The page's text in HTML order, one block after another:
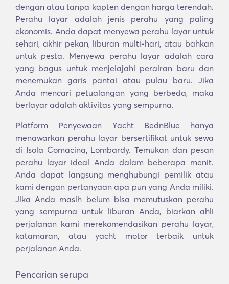
dengan atau tanpa kapten dengan harga terendah.
Perahu layar adalah jenis perahu yang paling
ekonomis. Anda dapat menyewa perahu layar untuk
sehari, akhir pekan, liburan multi-hari, atau bahkan
untuk pesta. Menyewa perahu layar adalah cara
yang bagus untuk menjelajahi perairan baru dan
menemukan garis pantai atau pulau baru. Jika
Anda mencari petualangan yang berbeda, maka
berlayar adalah aktivitas yang sempurna.
Platform Penyewaan Yacht BednBlue hanya
menawarkan perahu layar bersertifikat untuk sewa
di Isola Comacina, Lombardy. Temukan dan pesan
perahu layar ideal Anda dalam beberapa menit.
Anda dapat langsung menghubungi pemilik atau
kami dengan pertanyaan apa pun yang Anda miliki.
Jika Anda masih belum bisa memutuskan perahu
yang sempurna untuk liburan Anda, biarkan ahli
perjalanan kami merekomendasikan perahu layar,
katamaran, atau yacht motor terbaik untuk
perjalanan Anda.
Pencarian serupa